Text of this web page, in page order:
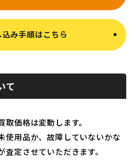
込み手順はこちら
て
価格は変動します。
使用品か、故障していないかな
査定させていただきます。